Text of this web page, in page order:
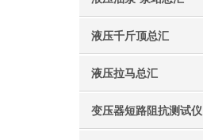
液压千斤顶总汇
液压拉马总汇
变压器短路阻抗测试仪